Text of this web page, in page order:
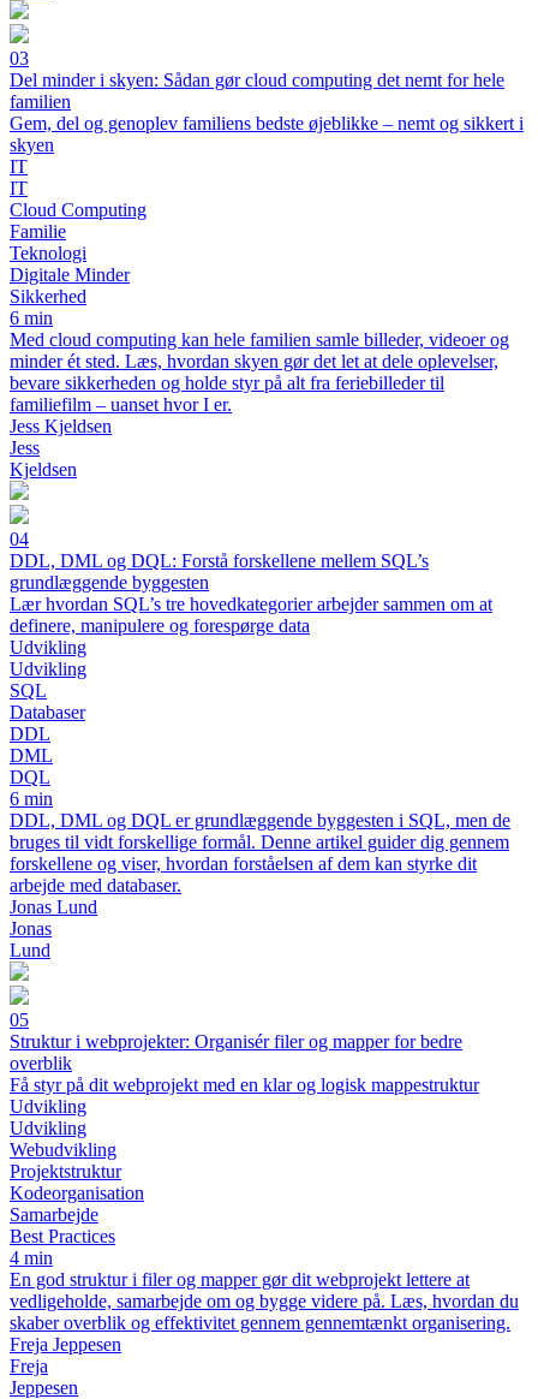
03
Del minder i skyen: Sådan gør cloud computing det nemt for hele
familien
Gem, del og genoplev familiens bedste øjeblikke – nemt og sikkert i
skyen
IT
IT
Cloud Computing
Familie
Teknologi
Digitale Minder
Sikkerhed
6 min
Med cloud computing kan hele familien samle billeder, videoer og
minder ét sted. Læs, hvordan skyen gør det let at dele oplevelser,
bevare sikkerheden og holde styr på alt fra feriebilleder til
familiefilm – uanset hvor I er.
Jess Kjeldsen
Jess
Kjeldsen
04
DDL, DML og DQL: Forstå forskellene mellem SQL’s
grundlæggende byggesten
Lær hvordan SQL’s tre hovedkategorier arbejder sammen om at
definere, manipulere og forespørge data
Udvikling
Udvikling
SQL
Databaser
DDL
DML
DQL
6 min
DDL, DML og DQL er grundlæggende byggesten i SQL, men de
bruges til vidt forskellige formål. Denne artikel guider dig gennem
forskellene og viser, hvordan forståelsen af dem kan styrke dit
arbejde med databaser.
Jonas Lund
Jonas
Lund
05
Struktur i webprojekter: Organisér filer og mapper for bedre
overblik
Få styr på dit webprojekt med en klar og logisk mappestruktur
Udvikling
Udvikling
Webudvikling
Projektstruktur
Kodeorganisation
Samarbejde
Best Practices
4 min
En god struktur i filer og mapper gør dit webprojekt lettere at
vedligeholde, samarbejde om og bygge videre på. Læs, hvordan du
skaber overblik og effektivitet gennem gennemtænkt organisering.
Freja Jeppesen
Freja
Jeppesen